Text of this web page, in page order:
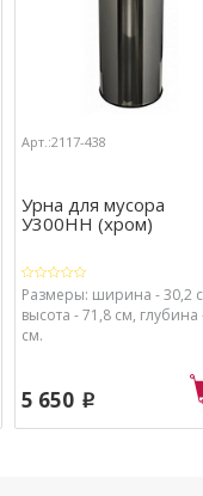
Арт.:2117-438
Урна для мусора
У300НН (хром)
Размеры: ширина - 30,2
высота - 71,8 см, глубина
см.
5 650 p